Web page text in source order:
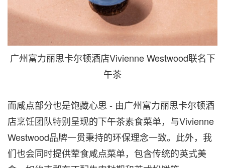
广州富力丽思卡尔顿酒店Vivienne Westwood联名下
午茶
而咸点部分也是饱藏心思 - 由广州富力丽思卡尔顿酒
店烹饪团队特别呈现的下午茶素食菜单，与Vivienne
Westwood品牌一贯秉持的环保理念一致。此外，我
们也会同时提供荤食咸点菜单，包含传统的英式美